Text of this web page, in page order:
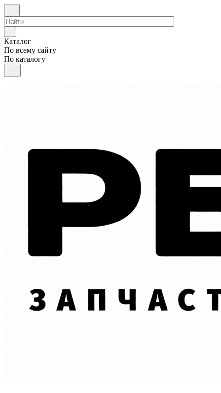
Каталог
По всему сайту
По каталогу